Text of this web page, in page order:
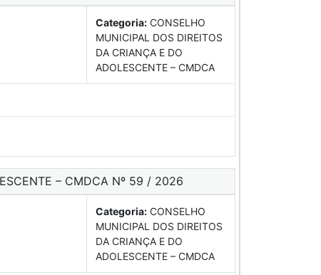
Categoria: CONSELHO
MUNICIPAL DOS DIREITOS
DA CRIANÇA E DO
ADOLESCENTE – CMDCA
– CMDCA Nº 59 / 2026
Categoria: CONSELHO
MUNICIPAL DOS DIREITOS
DA CRIANÇA E DO
ADOLESCENTE – CMDCA